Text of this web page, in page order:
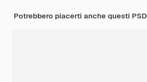
Potrebbero piacerti anche questi PSD